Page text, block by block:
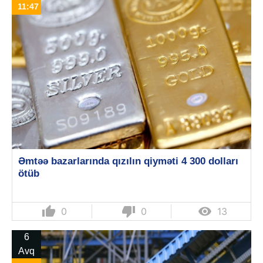
11:47
Əmtəə bazarlarında qızılın qiyməti 4 300 dolları
ötüb
thumb_up 0 thumb_down 0  13
6
Avq